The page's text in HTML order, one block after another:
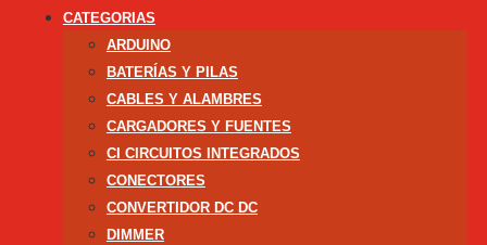
CATEGORIAS
ARDUINO
BATERÍAS Y PILAS
CABLES Y ALAMBRES
CARGADORES Y FUENTES
CI CIRCUITOS INTEGRADOS
CONECTORES
CONVERTIDOR DC DC
DIMMER